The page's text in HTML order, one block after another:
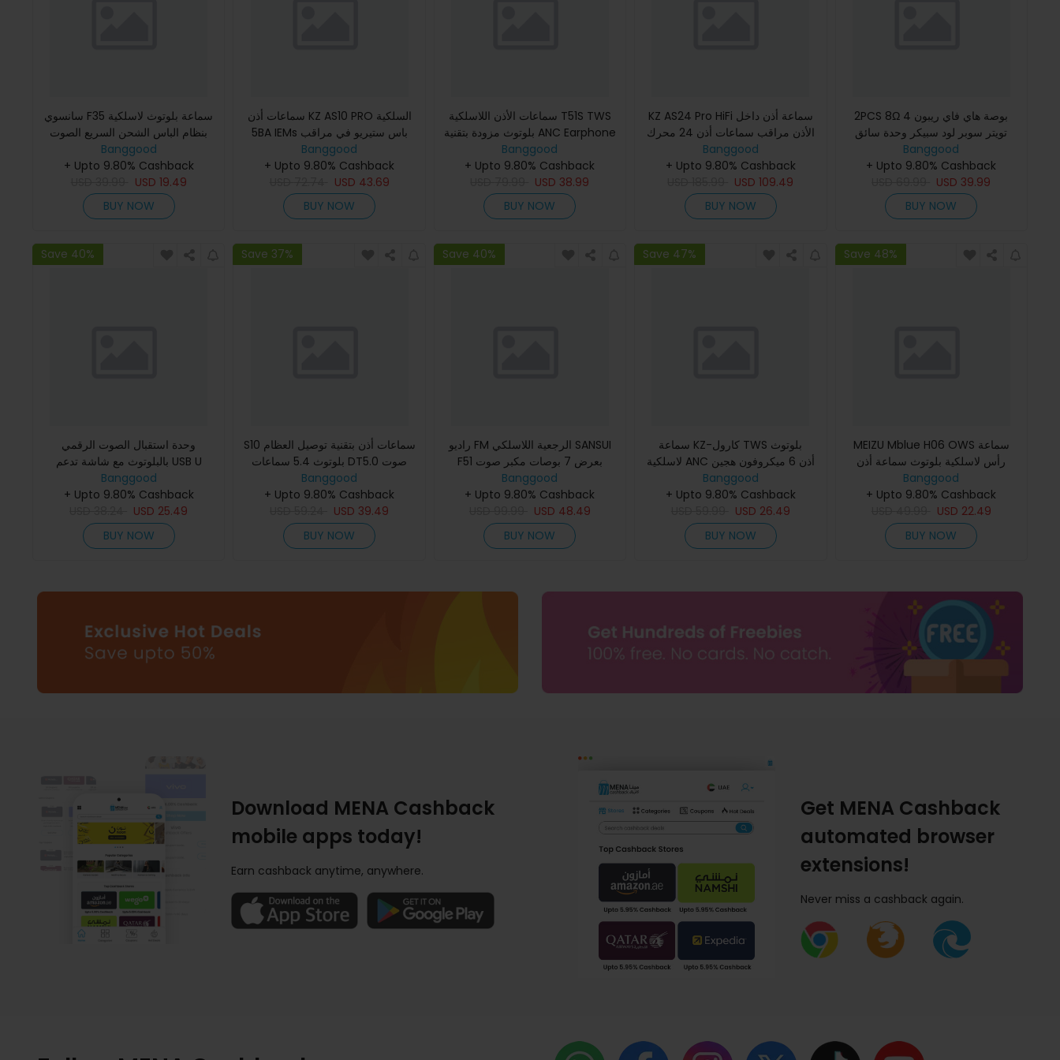
سانسوي F35 سماعة بلوتوث لاسلكية
بنظام الباس الشحن السريع الصوت
عالي الدقة بدون استخدام اليدين
بطاقة TF متوافقة مع USB AU
Banggood
+ Upto 9.80% Cashback
USD 19.49
BUY NOW
سماعات أذن KZ AS10 PRO السلكية
5BA IEMs باس ستيريو في مراقب
بجاك 3.5 مم سماعات أذن سماع
Banggood
+ Upto 9.80% Cashback
USD 43.69
BUY NOW
سماعات الأذن اللاسلكية T51S TWS
بلوتوث مزودة بتقنية ANC Earphone
-48dB Active Noise Canelling
6-Mic AI Call Noise Reduct
Banggood
+ Upto 9.80% Cashback
USD 38.99
BUY NOW
KZ AS24 Pro HiFi سماعة أذن داخل
الأذن مراقب سماعات أذن 24 محرك
توازن ذراع 4 مستويات لتحويل المفتاح
تقنية الطباعة ثلاثية
Banggood
+ Upto 9.80% Cashback
USD109.49
BUY NOW
2PCS 8Ω 4 بوصة هاي فاي ريبون
تويتر سوبر لود سبيكر وحدة سائق
لسينما المنزلية السيار
Banggood
+ Upto 9.80% Cashback
USD 39.99
BUY NOW
Save 40%
وحدة استقبال الصوت الرقمي
بالبلوتوث مع شاشة تدعم USB U
وحدات الألياف الضوئية نوع-C للطاقة
Banggood
+ Upto 9.80% Cashback
USD 25.49
BUY NOW
Save 37%
S10 سماعات أذن بتقنية توصيل العظام
بلوتوث 5.4 سماعات DT5.0 صوت
اتجاهي إلغاء الضوضاء ثنائي الاتجاه
ذاكرة 32GB عرض رقمي طا
Banggood
+ Upto 9.80% Cashback
USD 39.49
BUY NOW
Save 40%
راديو FM الرجعية اللاسلكي SANSUI
F51 بعرض 7 بوصات مكبر صوت
داخلي مغناطيسي 3 بوصات دعم
تشغيل U ديسك بطاقة TF راديو FM
MM
Banggood
+ Upto 9.80% Cashback
USD 48.49
BUY NOW
Save 47%
سماعة KZ-كارول TWS بلوتوث
لاسلكية ANC أذن 6 ميكروفون هجين
إلغاء الضوضاء النشط AI خفض ضوضاء
المكالمات مشغل مغناطيسي داخلي
Banggood
+ Upto 9.80% Cashback
USD 26.49
BUY NOW
Save 48%
MEIZU Mblue H06 OWS سماعة
رأس لاسلكية بلوتوث سماعة أذن
الضوضاء نقل الصوت 25 ساعة وقت
الانتظار خ
Banggood
+ Upto 9.80% Cashback
USD 22.49
BUY NOW
Download MENA Cashback
mobile apps today!
Earn cashback anytime, anywhere.
Get MENA Cashback
automated browser
extensions!
Never miss a cashback again.